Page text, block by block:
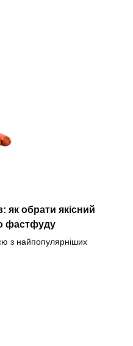
як обрати якісний
фастфуду
з найпопулярніших